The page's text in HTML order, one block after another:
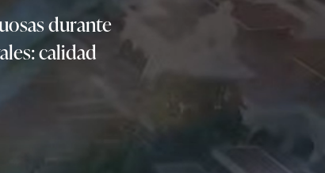
durante
calidad